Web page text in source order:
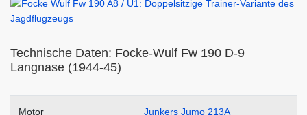
Technische Daten: Focke-Wulf Fw 190 D-9
Langnase (1944-45)
Motor Junkers Jumo 213A